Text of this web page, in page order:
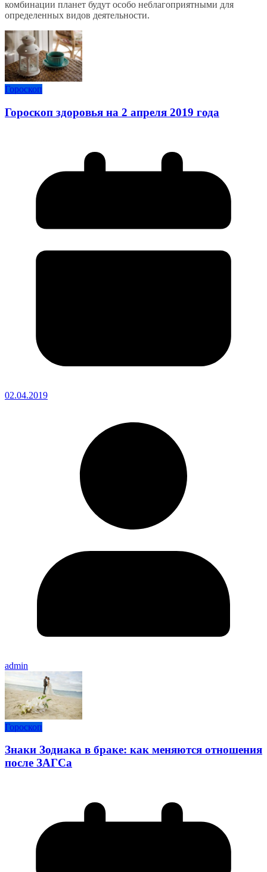
комбинации планет будут особо неблагоприятными для
определенных видов деятельности.
Гороскоп
Гороскоп здоровья на 2 апреля 2019 года
02.04.2019
admin
Гороскоп
Знаки Зодиака в браке: как меняются отношения
после ЗАГСа